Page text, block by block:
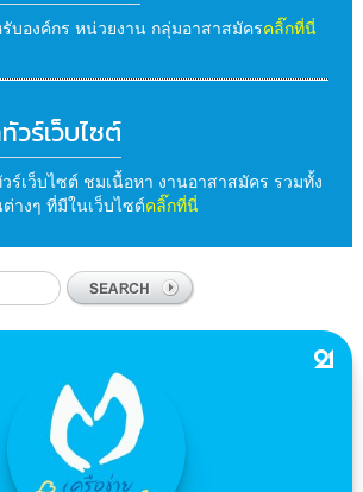
บองค์กร หน่วยงาน กลุ่มอาสาสมัครคลิ๊กที่นี่
วร์เว็บไซต์
ร์เว็บไซต์ ชมเนื้อหา งานอาสาสมัคร รวมทั้ง
างๆ ที่มีในเว็บไซต์คลิ๊กที่นี่